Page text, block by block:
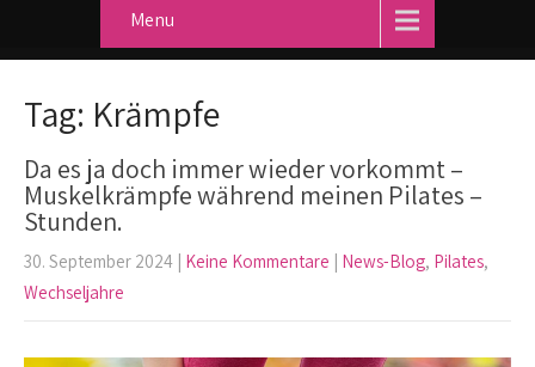
Menu
Tag: Krämpfe
Da es ja doch immer wieder vorkommt –
Muskelkrämpfe während meinen Pilates –
Stunden.
30. September 2024 | Keine Kommentare | News-Blog, Pilates,
Wechseljahre